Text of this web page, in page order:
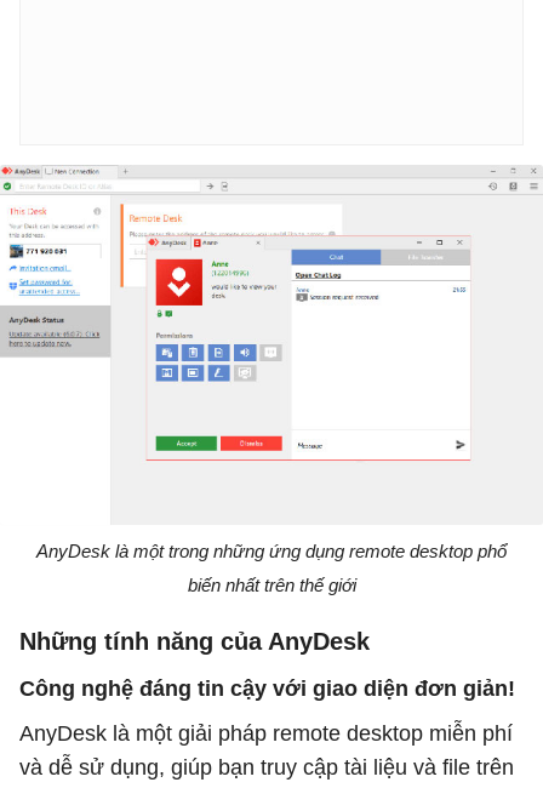
AnyDesk là một trong những ứng dụng remote desktop phổ
biến nhất trên thế giới
Những tính năng của AnyDesk
Công nghệ đáng tin cậy với giao diện đơn giản!
AnyDesk là một giải pháp remote desktop miễn phí
và dễ sử dụng, giúp bạn truy cập tài liệu và file trên